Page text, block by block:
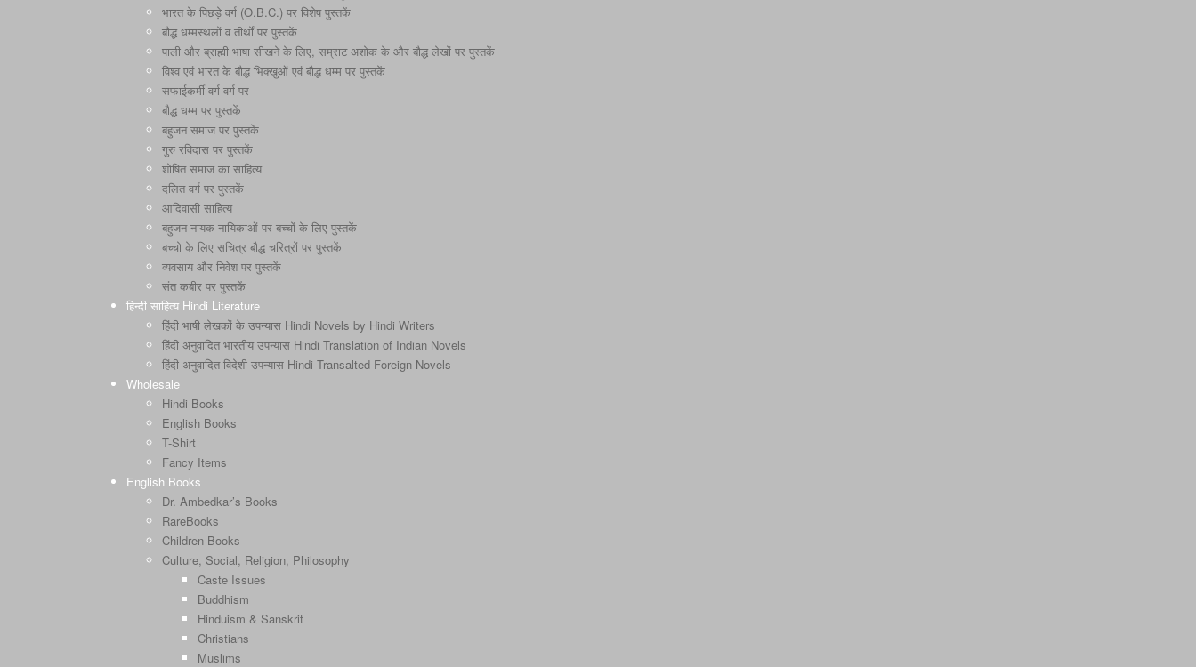
भारत के पिछड़े वर्ग (O.B.C.) पर विशेष पुस्तकें
बौद्ध धम्मस्थलों व तीर्थों पर पुस्तकें
पाली और ब्राह्मी भाषा सीखने के लिए, सम्राट अशोक के और बौद्ध लेखों पर पुस्तकें
विश्व एवं भारत के बौद्ध भिक्खुओं एवं बौद्ध धम्म पर पुस्तकें
सफाईकर्मी वर्ग वर्ग पर
बौद्ध धम्म पर पुस्तकें
बहुजन समाज पर पुस्तकें
गुरु रविदास पर पुस्तकें
शोषित समाज का साहित्य
दलित वर्ग पर पुस्तकें
आदिवासी साहित्य
बहुजन नायक-नायिकाओं पर बच्चों के लिए पुस्तकें
बच्चो के लिए सचित्र बौद्ध चरित्रों पर पुस्तकें
व्यवसाय और निवेश पर पुस्तकें
संत कबीर पर पुस्तकें
हिन्दी साहित्य Hindi Literature
हिंदी भाषी लेखकों के उपन्यास Hindi Novels by Hindi Writers
हिंदी अनुवादित भारतीय उपन्यास Hindi Translation of Indian Novels
हिंदी अनुवादित विदेशी उपन्यास Hindi Transalted Foreign Novels
Wholesale
Hindi Books
English Books
T-Shirt
Fancy Items
English Books
Dr. Ambedkar’s Books
RareBooks
Children Books
Culture, Social, Religion, Philosophy
Caste Issues
Buddhism
Hinduism & Sanskrit
Christians
Muslims